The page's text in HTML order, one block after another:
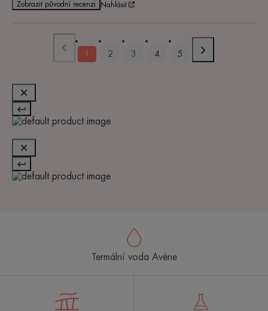
Zobrazit původní recenzi Nahlásit
2 3 4 5
Termální voda Avène